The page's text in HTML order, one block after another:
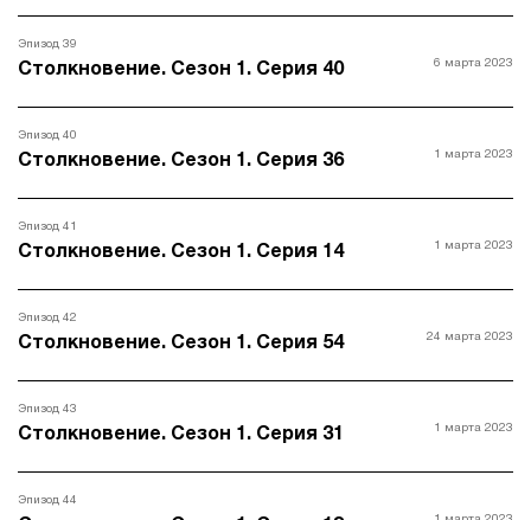
Эпизод 39
Столкновение. Сезон 1. Серия 40 6 марта 2023
Эпизод 40
Столкновение. Сезон 1. Серия 36 1 марта 2023
Эпизод 41
Столкновение. Сезон 1. Серия 14 1 марта 2023
Эпизод 42
Столкновение. Сезон 1. Серия 54 24 марта 2023
Эпизод 43
Столкновение. Сезон 1. Серия 31 1 марта 2023
Эпизод 44